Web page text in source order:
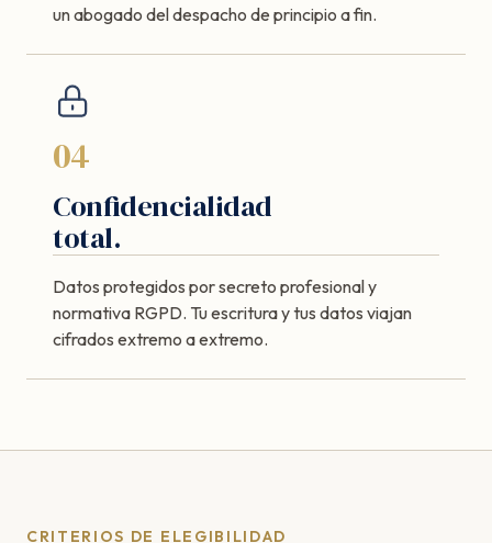
un abogado del despacho de principio a fin.
04
Confidencialidad
total.
Datos protegidos por secreto profesional y
normativa RGPD. Tu escritura y tus datos viajan
cifrados extremo a extremo.
CRITERIOS DE ELEGIBILIDAD